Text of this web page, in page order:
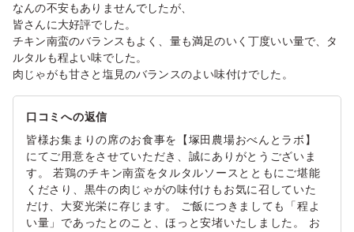
なんの不安もありませんでしたが、
皆さんに大好評でした。
チキン南蛮のバランスもよく、量も満足のいく丁度いい量で、タ
ルタルも程よい味でした。
肉じゃがも甘さと塩見のバランスのよい味付けでした。
口コミへの返信
皆様お集まりの席のお食事を【塚田農場おべんとラボ】
にてご用意をさせていただき、誠にありがとうございま
す。 若鶏のチキン南蛮をタルタルソースとともにご堪能
くださり、黒牛の肉じゃがの味付けもお気に召していた
だけ、大変光栄に存じます。 ご飯につきましても「程よ
い量」であったとのこと、ほっと安堵いたしました。 お